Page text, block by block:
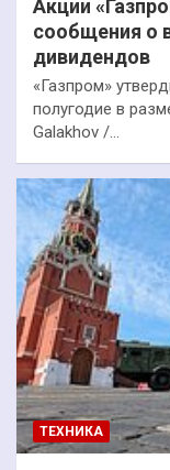
Акции
сообщения о
дивидендов
«Газпром»
полугодие в
Galakhov /…
ТЕХНИКА